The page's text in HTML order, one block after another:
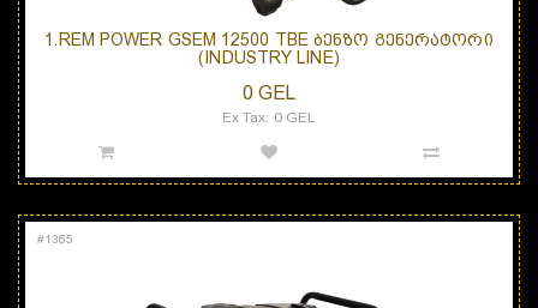
1.REM POWER GSEM 12500 TBE ᲑᲔᲜᲖᲝ ᲒᲔᲜᲔᲠᲐᲢᲝᲠᲘ
(INDUSTRY LINE)
0 GEL
Ex Tax: 0 GEL
#1365